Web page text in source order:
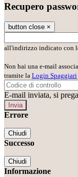
Recupero
button close ×
all'indirizzo indicato con
Non hai una e-mail
tramite la Login Spaggiari
E-mail inviata, si
Errore
Chiudi
Successo
Chiudi
Informazione